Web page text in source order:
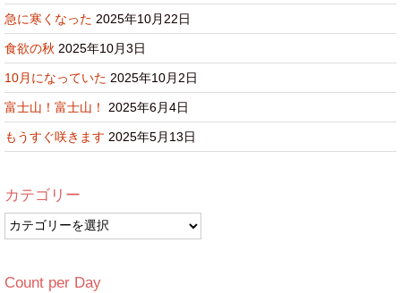
急に寒くなった 2025年10月22日
食欲の秋 2025年10月3日
10月になっていた 2025年10月2日
富士山！富士山！ 2025年6月4日
もうすぐ咲きます 2025年5月13日
カテゴリー
カ
テ
リ
Count per Day